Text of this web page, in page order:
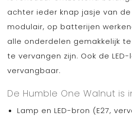
achter ieder knap jasje van
modulair, op batterijen
alle onderdelen gemakkelijk
te vervangen zijn. Ook de
vervangbaar.
De Humble One Walnut is
Lamp en LED-bron (E27,